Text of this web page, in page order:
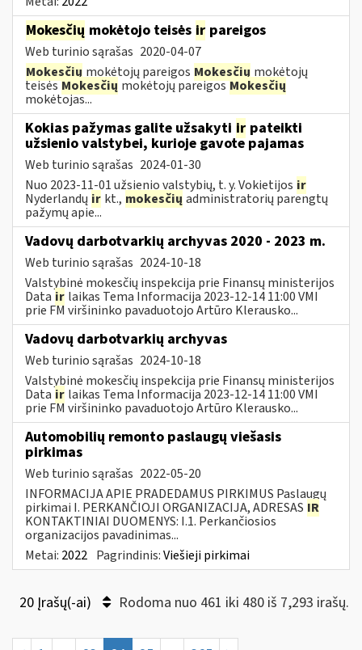
Mokesčių mokėtojo teisės ir pareigos
Web turinio sąrašas 2020-04-07
Mokesčių mokėtojų pareigos Mokesčių mokėtojų
teisėsMokesčių mokėtojų pareigosMokesčių
mokėtojas...
Kokias pažymas galite užsakyti ir pateikti
užsienio valstybei, kurioje gavote pajamas
Web turinio sąrašas 2024-01-30
Nuo 2023-11-01 užsienio valstybių, t. y. Vokietijos ir
Nyderlandų ir kt., mokesčių administratorių parengtų
pažymų apie...
Vadovų darbotvarkių archyvas 2020 - 2023 m.
Web turinio sąrašas 2024-10-18
Valstybinė mokesčių inspekcija prie Finansų ministerijos
Data ir laikas Tema Informacija 2023-12-14 11:00 VMI
prie FM viršininko pavaduotojo Artūro Klerausko...
Vadovų darbotvarkių archyvas
Web turinio sąrašas 2024-10-18
Valstybinė mokesčių inspekcija prie Finansų ministerijos
Data ir laikas Tema Informacija 2023-12-14 11:00 VMI
prie FM viršininko pavaduotojo Artūro Klerausko...
Automobilių remonto paslaugų viešasis
pirkimas
Web turinio sąrašas 2022-05-20
INFORMACIJA APIE PRADEDAMUS PIRKIMUS Paslaugų
pirkimai I. PERKANČIOJI ORGANIZACIJA, ADRESAS IR
KONTAKTINIAI DUOMENYS: I.1. Perkančiosios
organizacijos pavadinimas...
Metai: 2022 Pagrindinis:Viešieji pirkimai
20 Įrašų(-ai) Rodoma nuo 461 iki 480 iš 7,293 irašų.